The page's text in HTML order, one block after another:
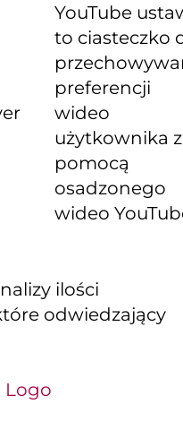
YouTube
to ciasteczko
preferencji
wideo
użytkownika
pomocą
osadzonego
wideo
ilości
odwiedzający